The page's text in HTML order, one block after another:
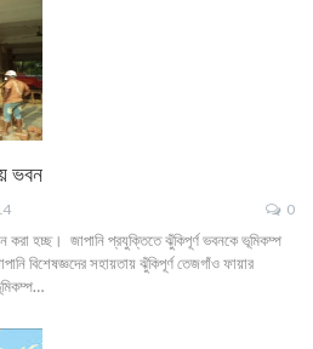
ভবন
0
করা হচ্ছ। জাপানি প্রযুক্তিতে ঝুঁকিপূর্ণ ভবনকে ভূমিকম্প
বিশেষজ্ঞদের সহায়তায় ঝুঁকিপূর্ণ তেজগাঁও ফায়ার